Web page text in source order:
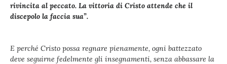
rivincita al peccato. La vittoria di Cristo attende che il
discepolo la faccia sua”.
E perché Cristo possa regnare pienamente, ogni battezzato
deve seguirne fedelmente gli insegnamenti, senza abbassare la